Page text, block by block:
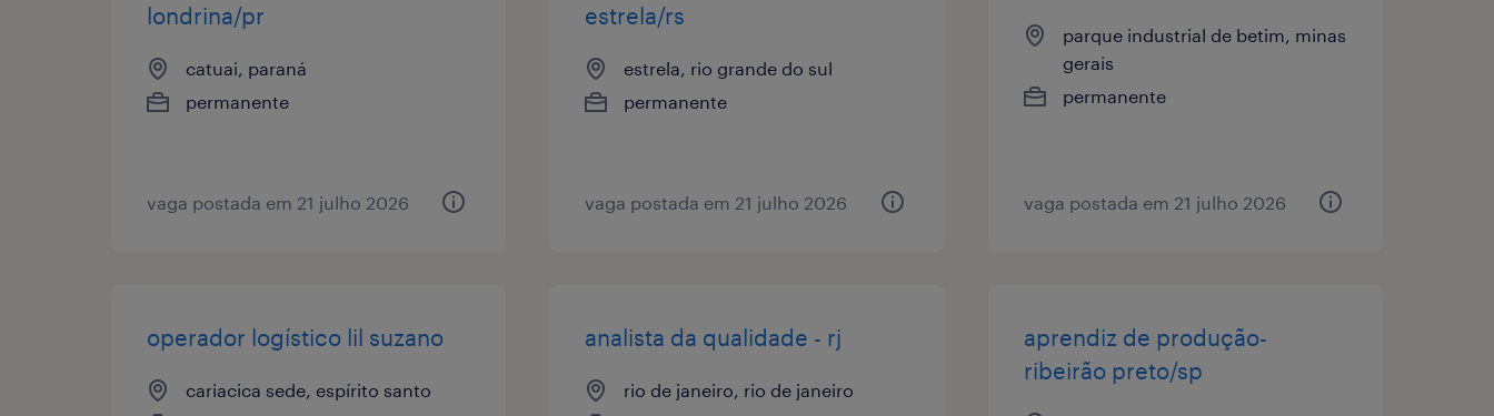
londrina/pr
catuai, paraná
permanente
vaga postada em 21 julho 2026
estrela/rs
estrela, rio grande do sul
permanente
vaga postada em 21 julho 2026
parque industrial de betim, minas
gerais
permanente
vaga postada em 21 julho 2026
operador logístico lil suzano
cariacica sede, espírito santo
analista da qualidade - rj
rio de janeiro, rio de janeiro
aprendiz de produção-
ribeirão preto/sp